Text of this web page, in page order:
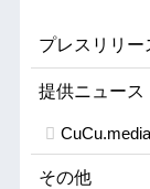
プレスリリー
提供ニュース
CuCu.media
その他